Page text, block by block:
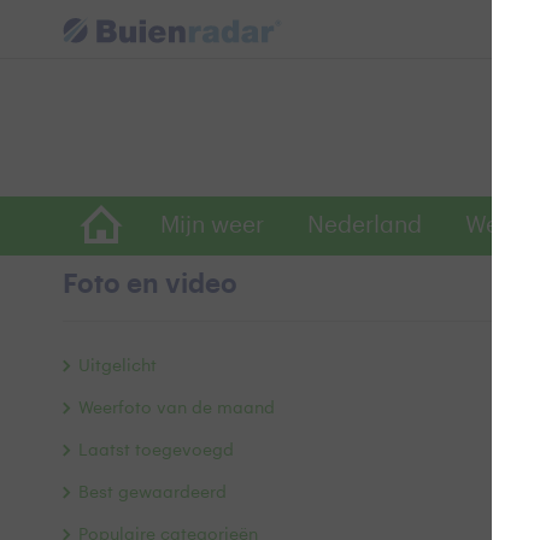
Mijn weer Nederland
Foto en video
Uitgelicht
Weerfoto van de maand
Laatst toegevoegd
Best gewaardeerd
Populaire categorieën